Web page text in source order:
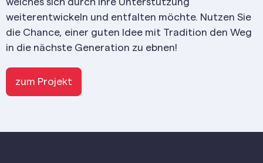
weiterentwickeln und entfalten möchte. Nutzen Sie
die Chance, einer guten Idee mit Tradition den Weg
in die nächste Generation zu ebnen!
zum Projekt